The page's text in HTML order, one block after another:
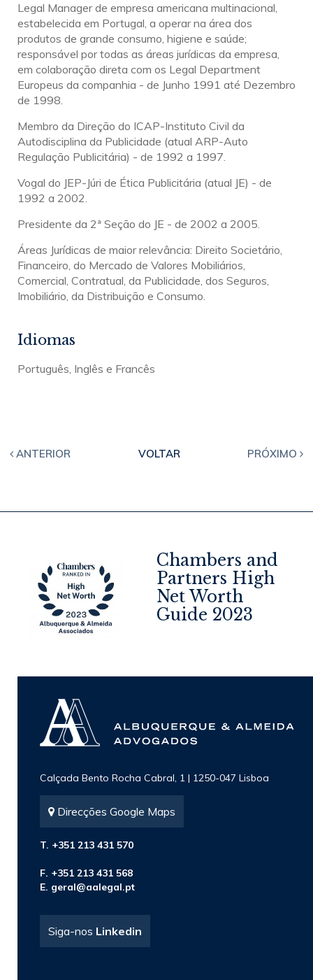
Legal Manager de empresa americana multinacional,
estabelecida em Portugal, a operar na área dos
produtos de grande consumo, higiene e saúde;
responsável por todas as áreas jurídicas da empresa,
em colaboração direta com os Legal Department
Europeus da companhia - de Junho 1991 até Dezembro
de 1998.
Membro da Direção do ICAP-Instituto Civil da
Autodisciplina da Publicidade (atual ARP-Auto
Regulação Publicitária) - de 1992 a 1997.
Vogal do JEP-Júri de Ética Publicitária (atual JE) - de
1992 a 2002.
Presidente da 2ª Seção do JE - de 2002 a 2005.
Áreas Jurídicas de maior relevância: Direito Societário,
Financeiro, do Mercado de Valores Mobiliários,
Comercial, Contratual, da Publicidade, dos Seguros,
Imobiliário, da Distribuição e Consumo.
Idiomas
Português, Inglês e Francês
ANTERIOR VOLTAR PRÓXIMO
Chambers and
Partners High
Net Worth
Guide 2023
Calçada Bento Rocha Cabral, 1 | 1250-047 Lisboa
Direcções Google Maps
T. +351 213 431 570
F. +351 213 431 568
E. geral@aalegal.pt
Siga-nos Linkedin